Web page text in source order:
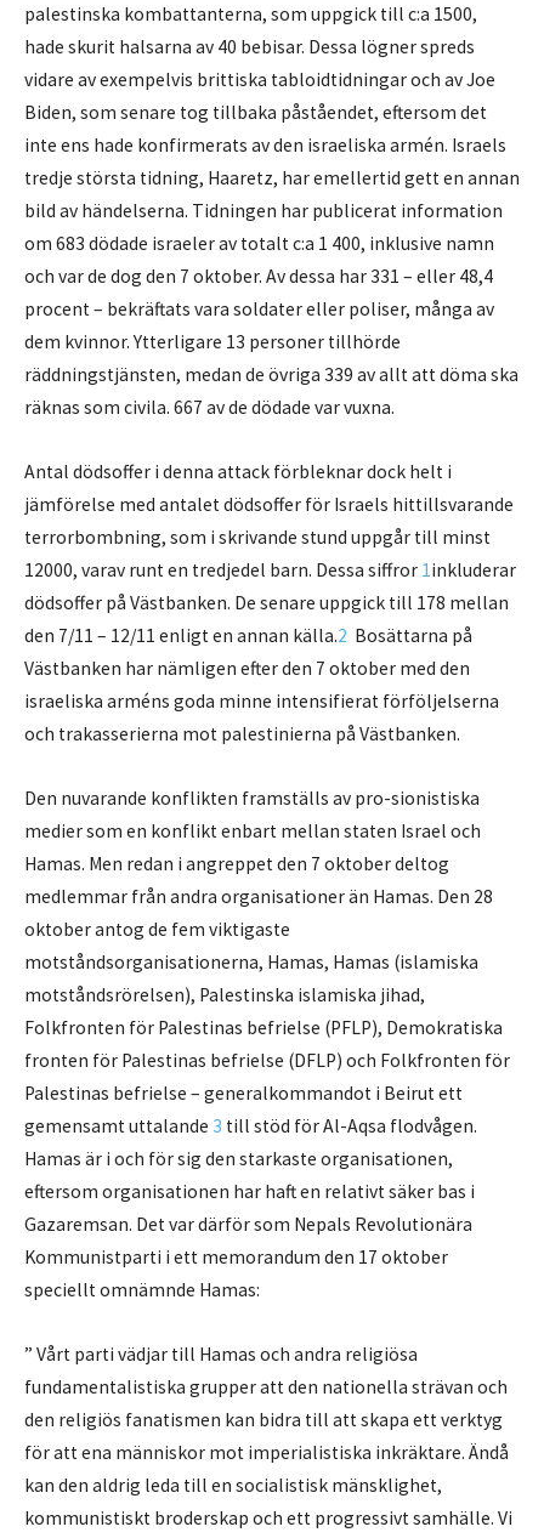
palestinska kombattanterna, som uppgick till c:a 1500,
hade skurit halsarna av 40 bebisar. Dessa lögner spreds
vidare av exempelvis brittiska tabloidtidningar och av Joe
Biden, som senare tog tillbaka påståendet, eftersom det
inte ens hade konfirmerats av den israeliska armén. Israels
tredje största tidning, Haaretz, har emellertid gett en annan
bild av händelserna. Tidningen har publicerat information
om 683 dödade israeler av totalt c:a 1 400, inklusive namn
och var de dog den 7 oktober. Av dessa har 331 – eller 48,4
procent – bekräftats vara soldater eller poliser, många av
dem kvinnor. Ytterligare 13 personer tillhörde
räddningstjänsten, medan de övriga 339 av allt att döma ska
räknas som civila. 667 av de dödade var vuxna.
Antal dödsoffer i denna attack förbleknar dock helt i
jämförelse med antalet dödsoffer för Israels hittillsvarande
terrorbombning, som i skrivande stund uppgår till minst
12000, varav runt en tredjedel barn. Dessa siffror 1inkluderar
dödsoffer på Västbanken. De senare uppgick till 178 mellan
den 7/11 – 12/11 enligt en annan källa.2 Bosättarna på
Västbanken har nämligen efter den 7 oktober med den
israeliska arméns goda minne intensifierat förföljelserna
och trakasserierna mot palestinierna på Västbanken.
Den nuvarande konflikten framställs av pro-sionistiska
medier som en konflikt enbart mellan staten Israel och
Hamas. Men redan i angreppet den 7 oktober deltog
medlemmar från andra organisationer än Hamas. Den 28
oktober antog de fem viktigaste
motståndsorganisationerna, Hamas, Hamas (islamiska
motståndsrörelsen), Palestinska islamiska jihad,
Folkfronten för Palestinas befrielse (PFLP), Demokratiska
fronten för Palestinas befrielse (DFLP) och Folkfronten för
Palestinas befrielse – generalkommandot i Beirut ett
gemensamt uttalande 3 till stöd för Al-Aqsa flodvågen.
Hamas är i och för sig den starkaste organisationen,
eftersom organisationen har haft en relativt säker bas i
Gazaremsan. Det var därför som Nepals Revolutionära
Kommunistparti i ett memorandum den 17 oktober
speciellt omnämnde Hamas:
” Vårt parti vädjar till Hamas och andra religiösa
fundamentalistiska grupper att den nationella strävan och
den religiös fanatismen kan bidra till att skapa ett verktyg
för att ena människor mot imperialistiska inkräktare. Ändå
kan den aldrig leda till en socialistisk mänsklighet,
kommunistiskt broderskap och ett progressivt samhälle. Vi